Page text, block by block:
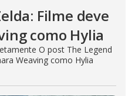
Filme deve
como Hylia
O post The Legend
Weaving como Hylia